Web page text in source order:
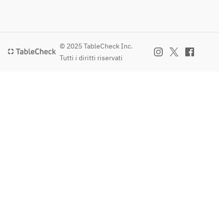
© 2025 TableCheck Inc.
Tutti i diritti riservati